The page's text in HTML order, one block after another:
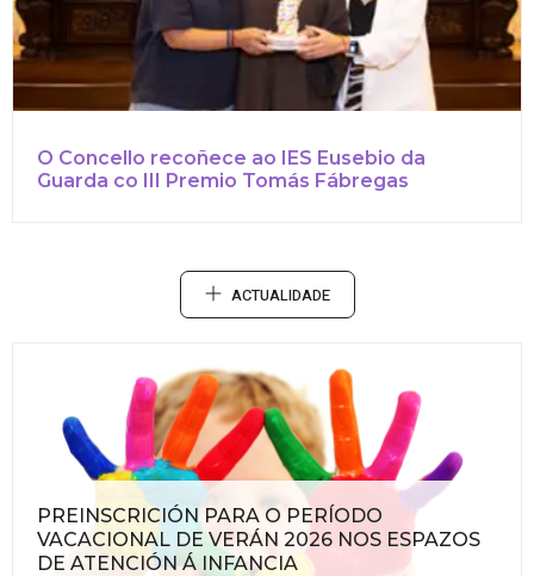
O Concello recoñece ao IES Eusebio da
Guarda co III Premio Tomás Fábregas
ACTUALIDADE
PREINSCRICIÓN PARA O PERÍODO
VACACIONAL DE VERÁN 2026 NOS ESPAZOS
DE ATENCIÓN Á INFANCIA